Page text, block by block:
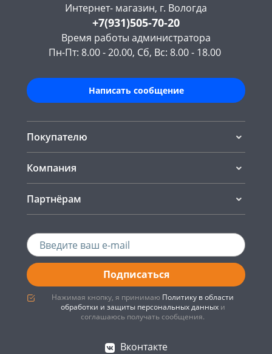
Интернет- магазин, г. Вологда
+7(931)505-70-20
Время работы администратора
Пн-Пт: 8.00 - 20.00, Сб, Вс: 8.00 - 18.00
Написать сообщение
Покупателю
Компания
Партнёрам
Подписаться
Нажимая кнопку, я принимаю Политику в области
обработки и защиты персональных данныхи
соглашаюсь получать сообщения.
Вконтакте